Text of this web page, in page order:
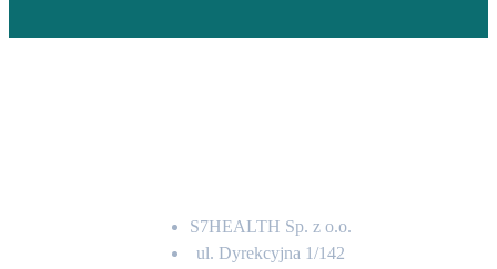
S7HEALTH Sp. z o.o.
ul. Dyrekcyjna 1/142